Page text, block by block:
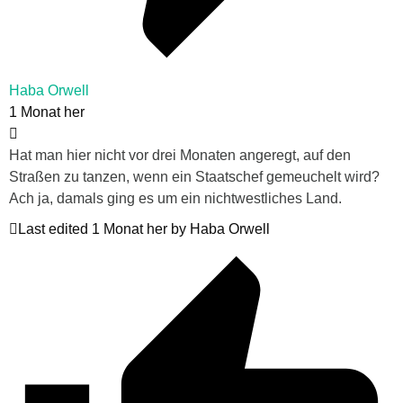
Haba Orwell
1 Monat her
Hat man hier nicht vor drei Monaten angeregt, auf den
Straßen zu tanzen, wenn ein Staatschef gemeuchelt wird?
Ach ja, damals ging es um ein nichtwestliches Land.
Last edited 1 Monat her by Haba Orwell